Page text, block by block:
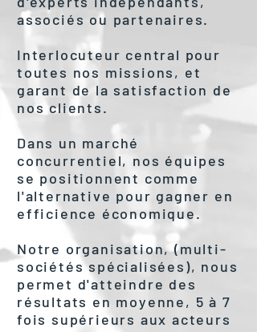
associés ou partenaires.
Interlocuteur central pour
toutes nos missions, et
garant de la satisfaction de
nos clients.
Dans un marché
concurrentiel, nos équipes
se positionnent comme
l'alternative pour gagner en
efficience économique.
Notre organisation, (multi-
sociétés spécialisées), nous
permet d'atteindre des
résultats en moyenne, 5 à 7
fois supérieurs aux acteurs